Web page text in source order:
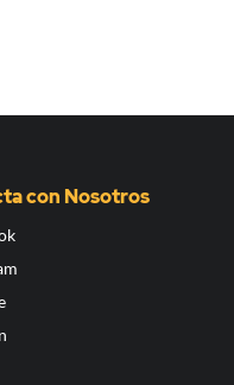
con Nosotros